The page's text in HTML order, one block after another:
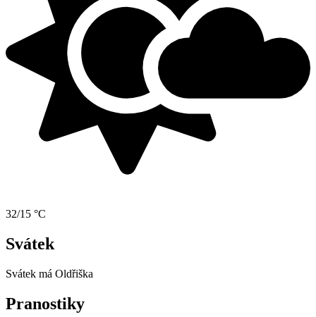
32/15 °C
Svátek
Svátek má Oldřiška
Pranostiky